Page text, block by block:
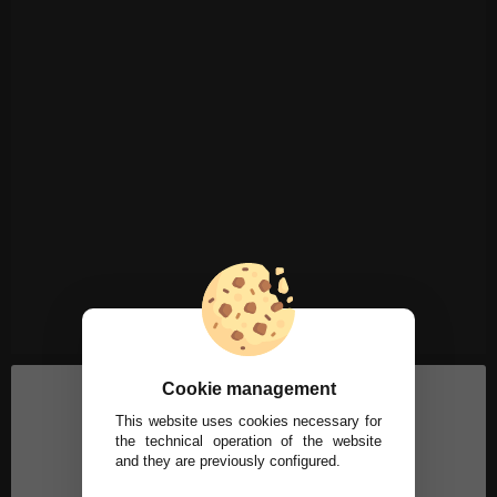
Cookie management
This website uses cookies necessary for
the technical operation of the website
and they are previously configured.